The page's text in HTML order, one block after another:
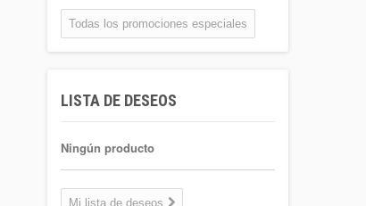
Kilo
Formato: 1 Kilo
1,95 €
L
Lata 33cl
Todas los promociones especiales
LISTA DE DESEOS
Ningún producto
Mi lista de deseos